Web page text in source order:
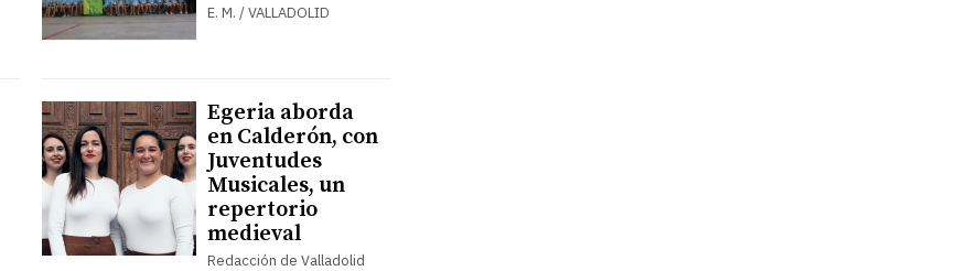
E. M. / VALLADOLID
Egeria aborda
en Calderón, con
Juventudes
Musicales, un
repertorio
medieval
Redacción de Valladolid